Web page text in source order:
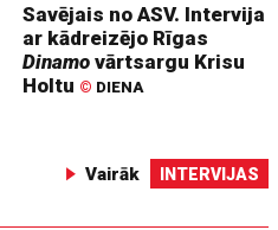
Savējais no ASV. Intervija
ar kādreizējo Rīgas
Dinamo vārtsargu Krisu
Holtu © DIENA
Vairāk INTERVIJAS